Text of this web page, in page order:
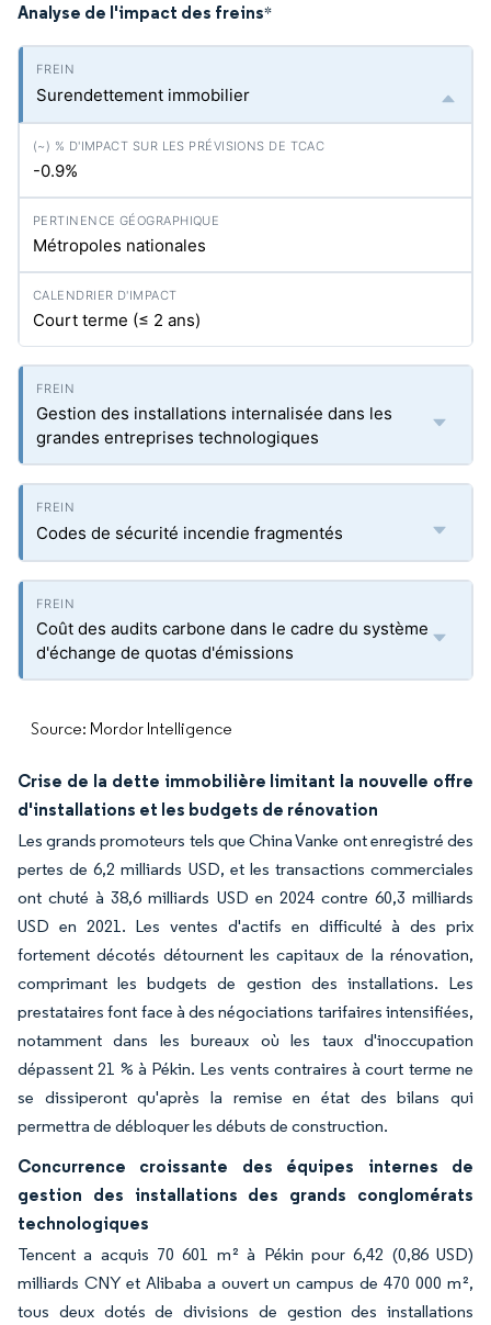
Analyse de l'impact des freins*
Surendettement immobilier
-0.9%
Métropoles nationales
Court terme (≤ 2 ans)
Gestion des installations internalisée dans les
grandes entreprises technologiques
Codes de sécurité incendie fragmentés
Coût des audits carbone dans le cadre du système
d'échange de quotas d'émissions
Source: Mordor Intelligence
Crise de la dette immobilière limitant la nouvelle offre
d'installations et les budgets de rénovation
Les grands promoteurs tels que China Vanke ont enregistré des
pertes de 6,2 milliards USD, et les transactions commerciales
ont chuté à 38,6 milliards USD en 2024 contre 60,3 milliards
USD en 2021. Les ventes d'actifs en difficulté à des prix
fortement décotés détournent les capitaux de la rénovation,
comprimant les budgets de gestion des installations. Les
prestataires font face à des négociations tarifaires intensifiées,
notamment dans les bureaux où les taux d'inoccupation
dépassent 21 % à Pékin. Les vents contraires à court terme ne
se dissiperont qu'après la remise en état des bilans qui
permettra de débloquer les débuts de construction.
Concurrence croissante des équipes internes de
gestion des installations des grands conglomérats
technologiques
Tencent a acquis 70 601 m² à Pékin pour 6,42 (0,86 USD)
milliards CNY et Alibaba a ouvert un campus de 470 000 m²,
tous deux dotés de divisions de gestion des installations